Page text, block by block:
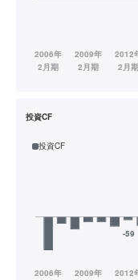
投資CF
投資CF